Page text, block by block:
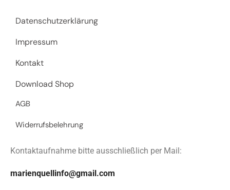
Datenschutzerklärung
Impressum
Kontakt
Download Shop
AGB
Widerrufsbelehrung
Kontaktaufnahme bitte ausschließlich per Mail:
marienquellinfo@gmail.com